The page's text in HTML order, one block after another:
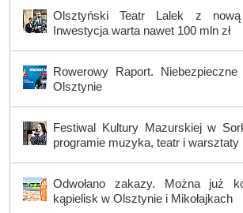
Olsztyński Teatr Lalek z nową
Inwestycja warta nawet 100 mln zł
Rowerowy Raport.
Olsztynie
Festiwal Kultury Mazurskiej w
programie muzyka, teatr i warsztaty
Odwołano zakazy. Można już
kąpielisk w Olsztynie i Mikołajkach